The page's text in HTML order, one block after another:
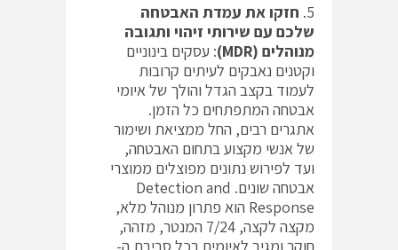
חזקו את עמדת האבטחה
שלכם עם שירותי זיהוי ותגובה
מנוהלים (MDR
): עסקים בינוניים
וקטנים נאבקים לעיתים קרובות
לעמוד בקצב הגדל והולך של איומי
אבטחה המתפתחים כל הזמן.
אתגרים רבים, החל ממציאת ושימור
של אנשי מקצוע בתחום האבטחה,
ועד לפירוש נתונים מפוצלים ממוצרי
אבטחה שונים. Detection and
Response הוא פתרון מנוהל מלא,
מקצה לקצה, 7/24 המנטר, מזהה,
חוקר ומגיב לאיומים בכל סביבת ה-